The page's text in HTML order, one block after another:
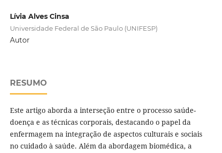
Lívia Alves Cinsa
Universidade Federal de São Paulo (UNIFESP)
Autor
RESUMO
Este artigo aborda a interseção entre o processo saúde-
doença e as técnicas corporais, destacando o papel da
enfermagem na integração de aspectos culturais e sociais
no cuidado à saúde. Além da abordagem biomédica, a